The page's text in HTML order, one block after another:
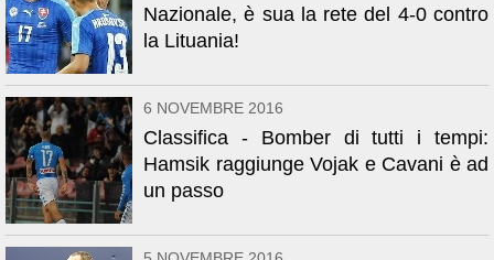
Nazionale, è sua la rete del 4-0 contro
la Lituania!
6 NOVEMBRE 2016
Classifica - Bomber di tutti i tempi:
Hamsik raggiunge Vojak e Cavani è ad
un passo